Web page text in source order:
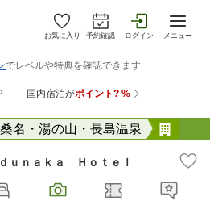
お気に入り 予約確認 ログイン メニュー
名・湯の山・長島温泉
ｕｎａｋａ Ｈｏｔｅｌ